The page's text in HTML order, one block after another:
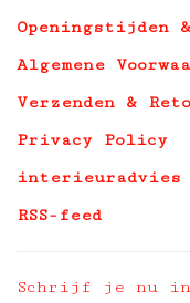
Openingstijden
Algemene
Verzenden &
Privacy Policy
interieuradvies
RSS-feed
Schrijf je nu in